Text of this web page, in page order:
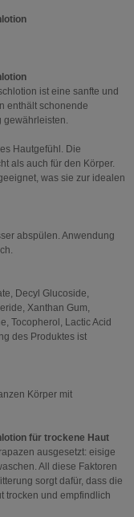
ist eine sanfte und
enthält schonende
gewährleisten.
Hautgefühl. Die
als auch für den Körper.
was sie zur idealen
abspülen. Anwendung
Decyl Glucoside,
Xanthan Gum,
Tocopherol, Lactic Acid
des Produktes ist
Körper mit
für trockene Haut
ausgesetzt: eisige
All diese Faktoren
sorgt dafür, dass die
trocken und empfindlich